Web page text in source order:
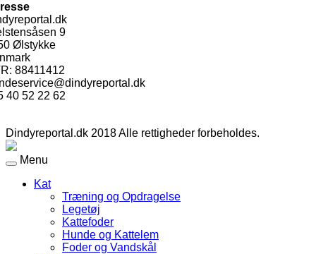
9
Ølstykke
88411412
40 52 22 62
Dindyreportal.dk 2018 Alle rettigheder forbeholdes.
Menu
Kat
Træning og Opdragelse
Legetøj
Kattefoder
Hunde og Kattelem
Foder og Vandskål